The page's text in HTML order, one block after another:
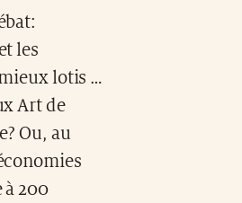
les
mieux lotis …
Art de
Ou, au
à 200